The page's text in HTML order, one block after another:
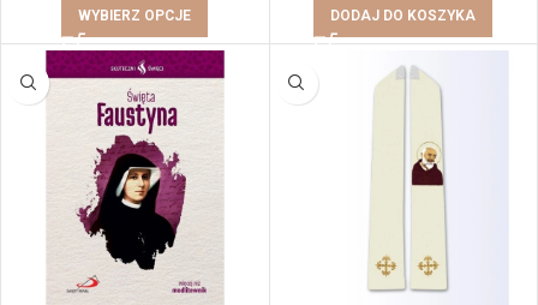
WYBIERZ OPCJE DODAJ DO KOSZYKA